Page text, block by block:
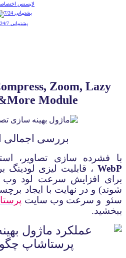
لایسنس
پشتیبانی 24/7
Zoom, Lazy
Module
بررسی اجمالی
با فشرده سازی تصاویر،
WebP ، قابلیت لیزی لودینگ
برای افزایش سرعت لود وب
شوند) و در نهایت با ایجاد
سئو و سرعت وب سایت
ببخشید.